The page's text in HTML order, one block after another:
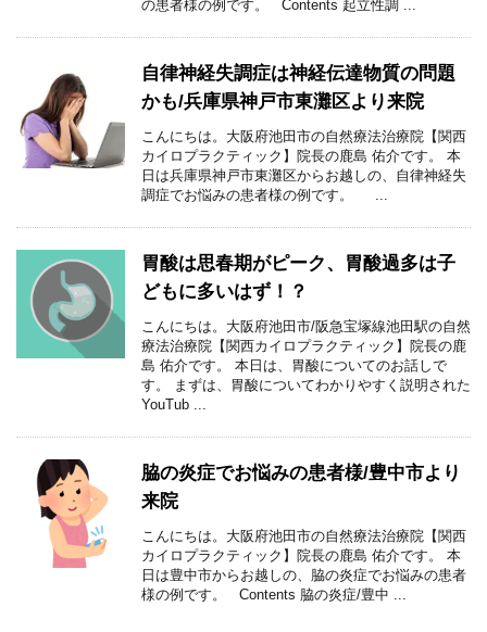
の患者様の例です。 Contents 起立性調 ...
自律神経失調症は神経伝達物質の問題
かも/兵庫県神戸市東灘区より来院
こんにちは。大阪府池田市の自然療法治療院【関西
カイロプラクティック】院長の鹿島 佑介です。 本
日は兵庫県神戸市東灘区からお越しの、自律神経失
調症でお悩みの患者様の例です。 ...
胃酸は思春期がピーク、胃酸過多は子
どもに多いはず！？
こんにちは。大阪府池田市/阪急宝塚線池田駅の自然
療法治療院【関西カイロプラクティック】院長の鹿
島 佑介です。 本日は、胃酸についてのお話しで
す。 まずは、胃酸についてわかりやすく説明された
YouTub ...
脇の炎症でお悩みの患者様/豊中市より
来院
こんにちは。大阪府池田市の自然療法治療院【関西
カイロプラクティック】院長の鹿島 佑介です。 本
日は豊中市からお越しの、脇の炎症でお悩みの患者
様の例です。 Contents 脇の炎症/豊中 ...